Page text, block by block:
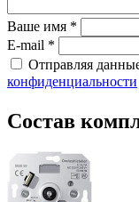
Ваше имя *
E-mail *
Отправляя
конфиденциальности
Состав